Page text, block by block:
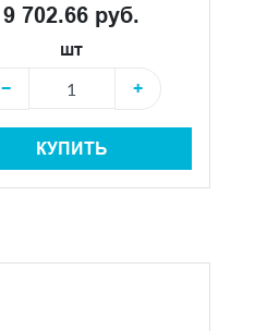
9 702.66 руб.
шт
−
+
КУПИТЬ